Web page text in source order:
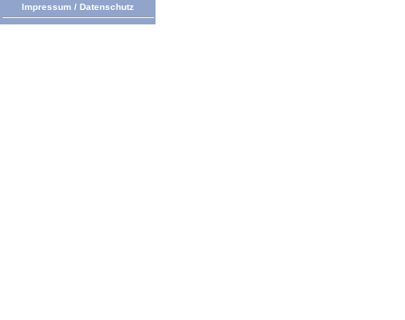
Impressum / Datenschutz